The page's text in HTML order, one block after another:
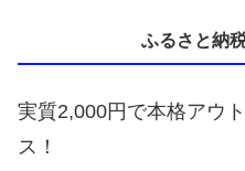
ふるさと納
実質2,000円で本格アウ
ス！